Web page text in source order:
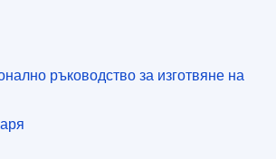
ръководство за изготвяне на